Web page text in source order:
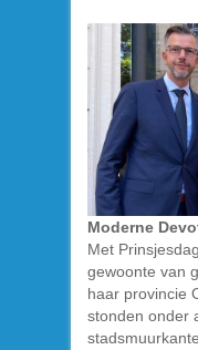
Moderne
Met
gewoonte van
haar provincie
stonden onder